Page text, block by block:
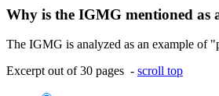
Why is the IGMG mentioned as
The IGMG is analyzed as an example of
Excerpt out of 30 pages - scroll top